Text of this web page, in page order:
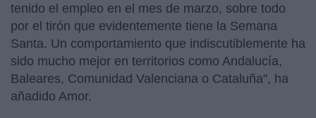
tenido el empleo en el mes de marzo, sobre todo
por el tirón que evidentemente tiene la Semana
Santa. Un comportamiento que indiscutiblemente ha
sido mucho mejor en territorios como Andalucía,
Baleares, Comunidad Valenciana o Cataluña", ha
añadido Amor.